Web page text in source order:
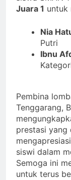
Juara 1 untuk
Nia
Putri
Ibnu
Pembina
Tenggarang,
prestasi yang
siswi dalam
Semoga ini
untuk terus